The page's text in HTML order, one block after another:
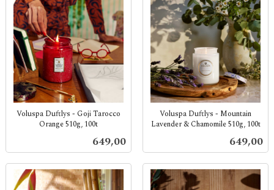
Voluspa Duftlys - Goji Tarocco
Orange 510g, 100t
Pris
649,00
Voluspa Duftlys - Mountain
Lavender & Chamomile 510g, 100t
Pris
649,00